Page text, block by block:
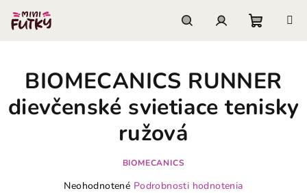
obsah
košík
BIOMECANICS RUNNER
dievčenské svietiace tenisky
ružová
BIOMECANICS
Priemerné
Neohodnotené Podrobnosti hodnotenia